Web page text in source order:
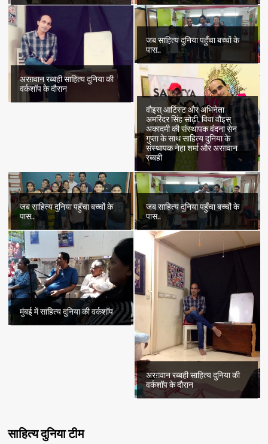
अरग़वान रब्बही साहित्य दुनिया की
वर्कशॉप के दौरान
जब साहित्य दुनिया पहुँचा बच्चों के
पास..
वौइस् आर्टिस्ट और अभिनेता
अमरिंदर सिंह सोढ़ी, विवा वौइस्
अकादमी की संस्थापक वंदना सेन
गुप्ता के साथ साहित्य दुनिया के
संस्थापक नेहा शर्मा और अरग़वान
रब्बही
जब साहित्य दुनिया पहुँचा बच्चों के
पास..
जब साहित्य दुनिया पहुँचा बच्चों के
पास..
मुंबई में साहित्य दुनिया की वर्कशॉप
अरग़वान रब्बही साहित्य दुनिया की
वर्कशॉप के दौरान
साहित्य दुनिया टीम